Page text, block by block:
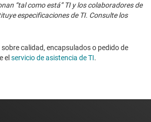
“tal como está” TI y los colaboradores de
especificaciones de TI. Consulte los
calidad, encapsulados o pedido de
elservicio de asistencia de TI. ​​​​​​​​​​​​​​